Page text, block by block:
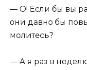
— О! Если бы вы
они давно бы
молитесь?
— А я раз в